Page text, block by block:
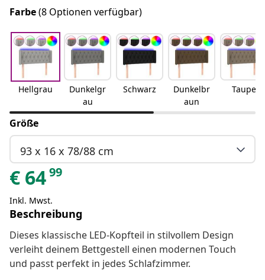
Farbe(8 Optionen verfügbar)
Hellgrau
Dunkelgr
au
Schwarz
Dunkelbr
aun
Taupe
Größe
93 x 16 x 78/88 cm
€ 6499
Inkl. Mwst.
Beschreibung
Dieses klassische LED-Kopfteil in stilvollem Design
verleiht deinem Bettgestell einen modernen Touch
und passt perfekt in jedes Schlafzimmer.